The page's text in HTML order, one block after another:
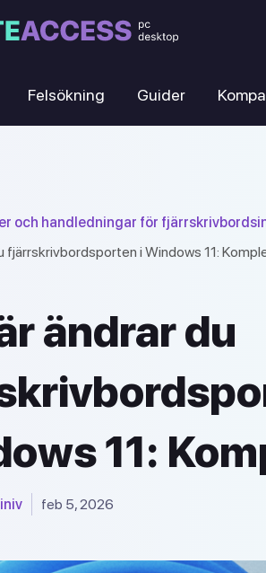
Felsökning Guider
och handledningar för
fjärrskrivbordsporten i Windows 11:
ändrar du
11:
feb 5, 2026